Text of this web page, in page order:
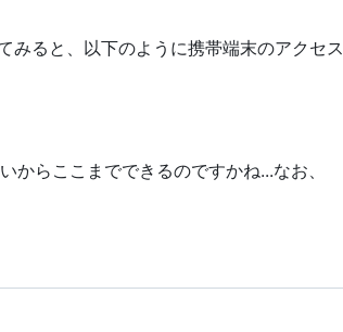
ると、以下のように携帯端末のアクセス
らここまでできるのですかね...なお、